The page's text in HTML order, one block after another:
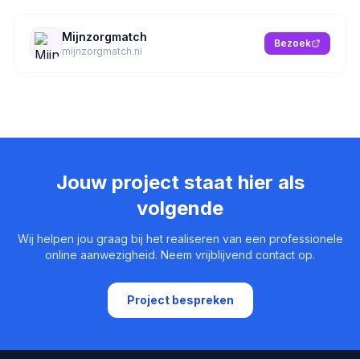
Mijnzorgmatch
mijnzorgmatch.nl
Bezoek
Jouw project staat hier als
volgende
Wij helpen jou graag bij het realiseren van een professionele
online aanwezigheid. Neem vrijblijvend contact op.
Project bespreken